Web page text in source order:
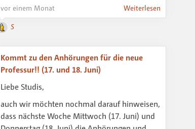
vor einem Monat Weiterlesen
S
Kommt zu den Anhörungen für die neue
Professur!! (17. und 18. Juni)
Liebe Studis,
auch wir möchten nochmal darauf hinweisen,
dass nächste Woche Mittwoch (17. Juni) und